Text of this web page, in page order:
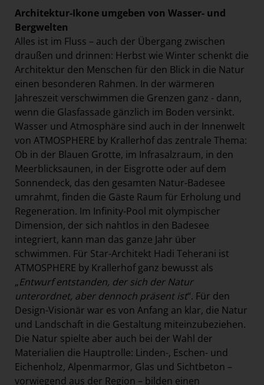
Architektur-Ikone umgeben von Wasser- und
Bergwelten
Alles ist im Fluss – auch der Übergang zwischen
draußen und drinnen: Herbst wie Winter schenkt die
Architektur den Menschen für den Blick in die Natur
einen besonderen Rahmen. In der wärmeren
Jahreszeit verschwimmen die Grenzen ganz - dann,
wenn die Glasfassade gänzlich im Boden versinkt.
Wasser und Atmosphäre sind auch in der Innenwelt
von ATMOSPHERE by Krallerhof das zentrale Thema:
Ob in der Blauen Grotte, im Infrasalzraum, in den
Meerblicksaunen, in der Eisgrotte oder auf dem
Sonnendeck, das den gesamten Natur-Badesee
umrahmt, finden die Gäste Raum für Erholung und
Regeneration. Im Infinity-Pool mit olympischer
Dimension, der sich nahtlos in den Badesee
integriert, kann man das ganze Jahr über
schwimmen. Für Star-Architekt Hadi Teherani ist
ATMOSPHERE by Krallerhof ganz bewusst als
„Entwurf entstanden, der sich der Natur
unterordnet, aber dennoch präsent ist“. Für den
Design-Visionär war es von Anfang an klar, die Natur
und Landschaft in die Gestaltung miteinzubeziehen.
Die Natur spielte aber auch bei der Wahl der
Materialien die Hauptrolle: Linden-, Eschen- und
Eichenholz, Alpenmarmor, Glas und Sichtbeton –
vorwiegend aus der Region – bilden einen